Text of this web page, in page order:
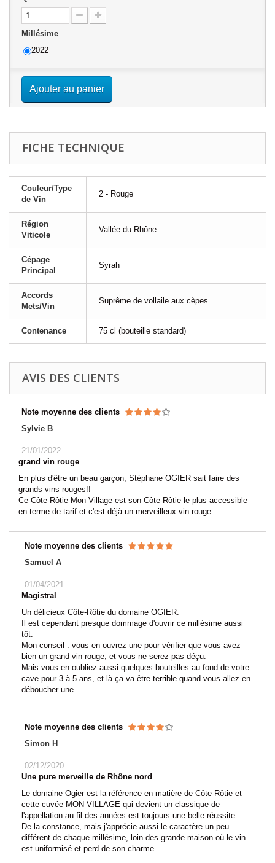
Millésime
2022
Ajouter au panier
FICHE TECHNIQUE
Couleur/Type
de Vin
2 - Rouge
Région
Viticole
Vallée du Rhône
Cépage
Principal
Syrah
Accords
Mets/Vin
Suprême de vollaile aux cèpes
Contenance 75 cl (bouteille standard)
AVIS DES CLIENTS
Note moyenne des clients
Sylvie B
21/01/2022
grand vin rouge
En plus d'être un beau garçon, Stéphane OGIER sait faire des
grands vins rouges!!
Ce Côte-Rôtie Mon Village est son Côte-Rôtie le plus accessible
en terme de tarif et c'est déjà un merveilleux vin rouge.
Note moyenne des clients
Samuel A
01/04/2021
Magistral
Un délicieux Côte-Rôtie du domaine OGIER.
Il est cependant presque dommage d'ouvrir ce millésime aussi
tôt.
Mon conseil : vous en ouvrez une pour vérifier que vous avez
bien un grand vin rouge, et vous ne serez pas déçu.
Mais vous en oubliez aussi quelques bouteilles au fond de votre
cave pour 3 à 5 ans, et là ça va être terrible quand vous allez en
déboucher une.
Note moyenne des clients
Simon H
02/12/2020
Une pure merveille de Rhône nord
Le domaine Ogier est la référence en matière de Côte-Rôtie et
cette cuvée MON VILLAGE qui devient un classique de
l'appellation au fil des années est toujours une belle réussite.
De la constance, mais j'apprécie aussi le caractère un peu
différent de chaque millésime, loin des grande maison où le vin
est uniformisé et perd de son charme.